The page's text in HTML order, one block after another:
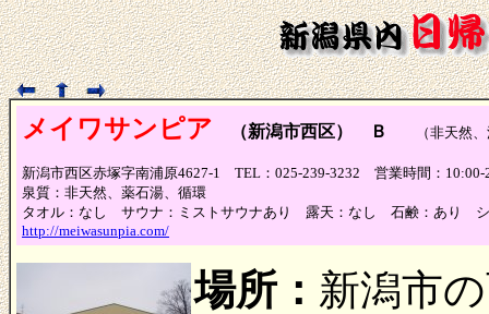
メイワサンピア （新潟市西区） Ｂ （非天然、
新潟市西区赤塚字南浦原4627-1 TEL：025-239-3232 営業時間：
泉質：非天然、薬石湯、循環
タオル：なし サウナ：ミストサウナあり 露天：なし 石鹸：あり
http://meiwasunpia.com/
場所： 新潟市